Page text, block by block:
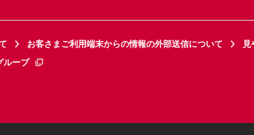
お客さまご利用端末からの情報の外部送信について
見
ループ